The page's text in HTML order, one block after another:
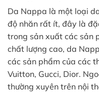
Da Nappa là một loại
độ nhăn rất ít, đây là
trong sản xuất các sản
chất lượng cao, da
các sản phẩm của các
Vuitton, Gucci, Dior.
thường xuyên trên nội